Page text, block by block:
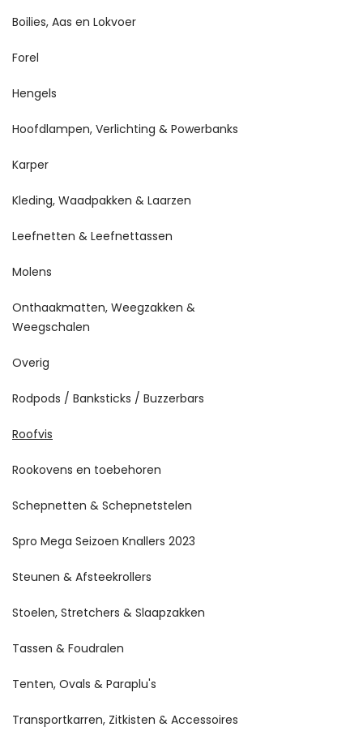
Boilies, Aas en Lokvoer
Forel
Hengels
Hoofdlampen, Verlichting & Powerbanks
Karper
Kleding, Waadpakken & Laarzen
Leefnetten & Leefnettassen
Molens
Onthaakmatten, Weegzakken &
Weegschalen
Overig
Rodpods / Banksticks / Buzzerbars
Roofvis
Rookovens en toebehoren
Schepnetten & Schepnetstelen
Spro Mega Seizoen Knallers 2023
Steunen & Afsteekrollers
Stoelen, Stretchers & Slaapzakken
Tassen & Foudralen
Tenten, Ovals & Paraplu's
Transportkarren, Zitkisten & Accessoires